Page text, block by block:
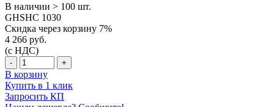
В наличии > 100 шт.
GHSHC 1030
Скидка через корзину 7%
4 266 руб.
(с НДС)
- +
В корзину
Купить в 1 клик
Запросить КП